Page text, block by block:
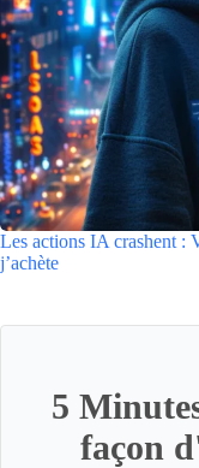
Les actions IA crashent :
j’achète
5
façon